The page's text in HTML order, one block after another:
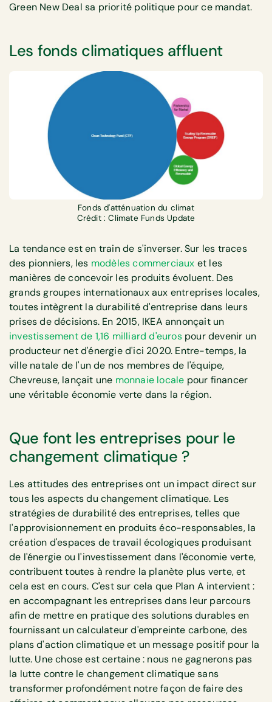
Green New Deal sa priorité politique pour ce mandat.
Les fonds climatiques affluent
Fonds d'atténuation du climat
Crédit : Climate Funds Update
La tendance est en train de s'inverser. Sur les traces
des pionniers, les modèles commerciaux et les
manières de concevoir les produits évoluent. Des
grands groupes internationaux aux entreprises locales,
toutes intègrent la durabilité d'entreprise dans leurs
prises de décisions. En 2015, IKEA annonçait un
investissement de 1,16 milliard d'eurospour devenir un
producteur net d'énergie d'ici 2020. Entre-temps, la
ville natale de l'un de nos membres de l'équipe,
Chevreuse, lançait une monnaie locale pour financer
une véritable économie verte dans la région.
Que font les entreprises pour le
changement climatique ?
Les attitudes des entreprises ont un impact direct sur
tous les aspects du changement climatique. Les
stratégies de durabilité des entreprises, telles que
l'approvisionnement en produits éco-responsables, la
création d'espaces de travail écologiques produisant
de l'énergie ou l'investissement dans l'économie verte,
contribuent toutes à rendre la planète plus verte, et
cela est en cours. C'est sur cela que Plan A intervient :
en accompagnant les entreprises dans leur parcours
afin de mettre en pratique des solutions durables en
fournissant un calculateur d'empreinte carbone, des
plans d'action climatique et un message positif pour la
lutte. Une chose est certaine : nous ne gagnerons pas
la lutte contre le changement climatique sans
transformer profondément notre façon de faire des